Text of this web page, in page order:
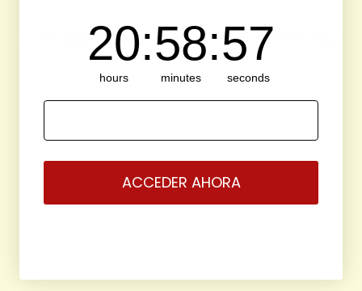
COMBINE AND GET FREE SHIPPING
30% OFF
RENATA SET
20
hours
:58
minutes
:57
seconds
EMAIL
ACCEDER AHORA